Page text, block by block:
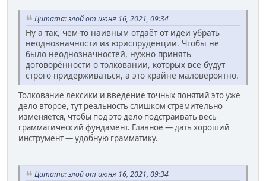
Цитата: злой от июня 16, 2021, 09:34
Ну а так, чем-то наивным отдаёт от идеи убрать
неоднозначности из юриспруденции. Чтобы не
было неоднозначностей, нужно принять
договорённости о толковании, которых все будут
строго придерживаться, а это крайне маловероятно.
Толкование лексики и введение точных понятий это уже
дело второе, тут реальность слишком стремительно
изменяется, чтобы под это дело подстраивать весь
грамматический фундамент. Главное — дать хороший
инструмент — удобную грамматику.
Цитата: злой от июня 16, 2021, 09:34